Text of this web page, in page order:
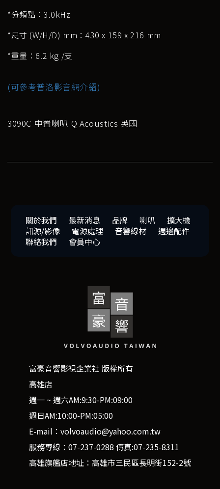
*分頻點：3.0kHz
*尺寸 (W/H/D) mm：430 x 159 x 216 mm
*重量：6.2 kg /支
(可參考普洛影音網介紹)
3090C 中置喇叭 Q Acoustics 英國
關於我們 最新消息 品牌 喇叭
擴大機
訊源/影像
電源處理 音響線材
週邊配件
聯絡我們
會員中心
富豪音響影視企業社 版權所有
高雄店
週一 ~ 週六AM:9:30-PM:09:00
週日AM:10:00-PM:05:00
E-mail：volvoaudio@yahoo.com.tw
服務專線：07-237-0288 傳真:07-235-8311
高雄旗艦店地址：高雄市三民區長明街152-2號